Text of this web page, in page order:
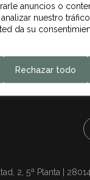
anuncios o
nuestro
da su
Rechazar todo
de abogados
Fiscal y Gestión
especializada en
2, 5ª Planta |